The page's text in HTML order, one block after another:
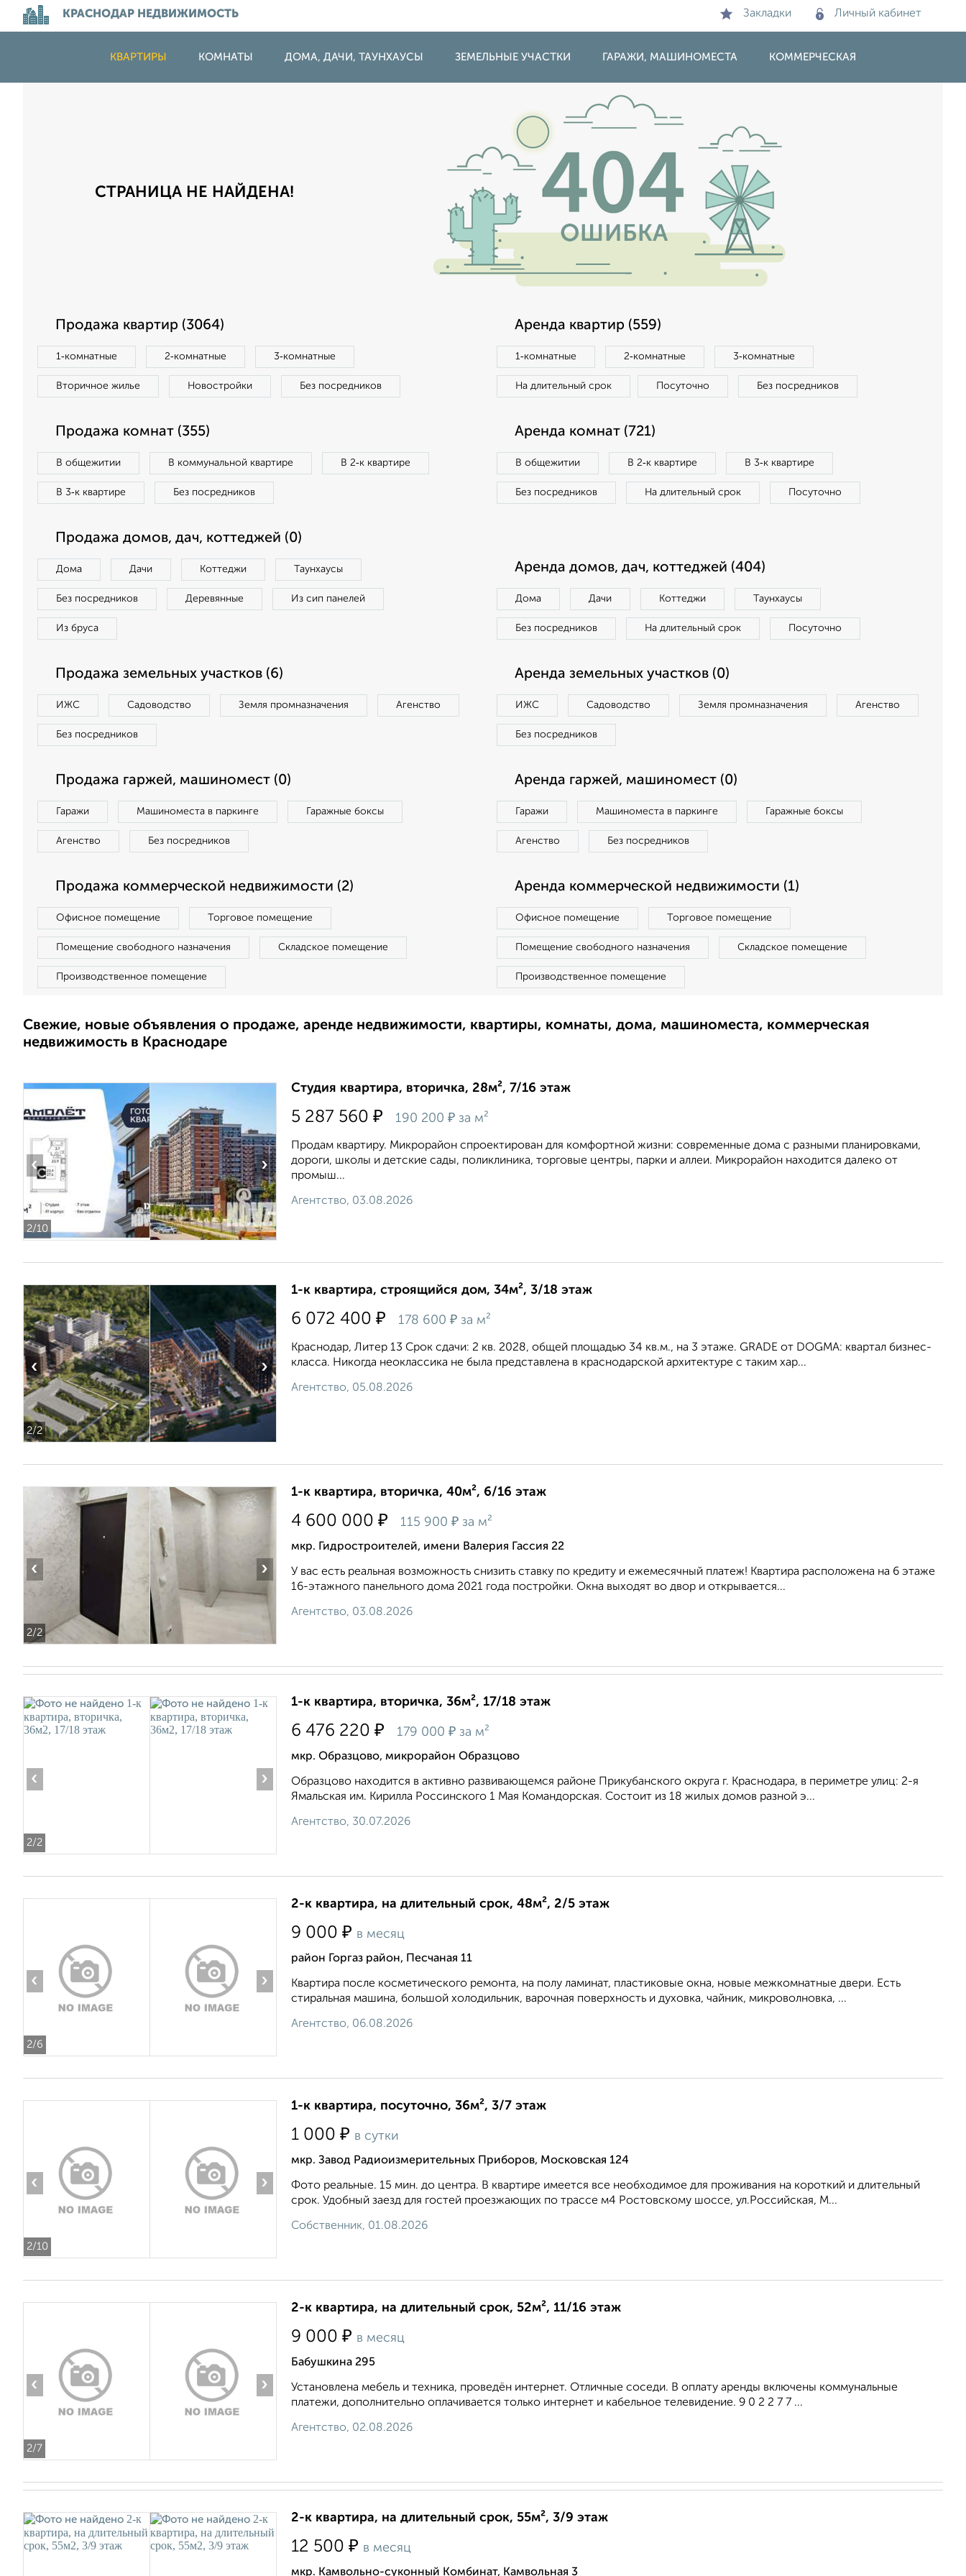
КРАСНОДАР НЕДВИЖИМОСТЬ Закладки Личный кабинет
КВАРТИРЫ КОМНАТЫ ДОМА, ДАЧИ, ТАУНХАУСЫ ЗЕМЕЛЬНЫЕ УЧАСТКИ ГАРАЖИ, МАШИНОМЕСТА КОММЕРЧЕСКАЯ
СТРАНИЦА НЕ НАЙДЕНА!
Продажа квартир (3064)
1‑комнатные 2‑комнатные 3‑комнатные
Вторичное жилье Новостройки Без посредников
Аренда квартир (559)
1‑комнатные 2‑комнатные 3‑комнатные
На длительный срок Посуточно Без посредников
Продажа комнат (355)
В общежитии В коммунальной квартире В 2‑к квартире
В 3‑к квартире Без посредников
Аренда комнат (721)
В общежитии В 2‑к квартире В 3‑к квартире
Без посредников На длительный срок Посуточно
Продажа домов, дач, коттеджей (0)
Дома Дачи Коттеджи Таунхаусы
Без посредников Деревянные Из сип панелей
Из бруса
Аренда домов, дач, коттеджей (404)
Дома Дачи Коттеджи Таунхаусы
Без посредников На длительный срок Посуточно
Продажа земельных участков (6)
ИЖС Садоводство Земля промназначения Агенство
Без посредников
Аренда земельных участков (0)
ИЖС Садоводство Земля промназначения Агенство
Без посредников
Продажа гаржей, машиномест (0)
Гаражи Машиноместа в паркинге Гаражные боксы
Агенство Без посредников
Аренда гаржей, машиномест (0)
Гаражи Машиноместа в паркинге Гаражные боксы
Агенство Без посредников
Продажа коммерческой недвижимости (2)
Офисное помещение Торговое помещение
Помещение свободного назначения Складское помещение
Производственное помещение
Аренда коммерческой недвижимости (1)
Офисное помещение Торговое помещение
Помещение свободного назначения Складское помещение
Производственное помещение
Свежие, новые объявления о продаже, аренде недвижимости, квартиры, комнаты, дома, машиноместа, коммерческая
недвижимость в Краснодаре
2/10
‹ ›
Студия квартира, вторичка, 28м², 7/16 этаж
5 287 560 ₽ 190 200 ₽ за м²
Продам квартиру. Микрорайон спроектирован для комфортной жизни: современные дома с разными планировками,
дороги, школы и детские сады, поликлиника, торговые центры, парки и аллеи. Микрорайон находится далеко от
промыш...
Агентство, 03.08.2026
2/2
‹ ›
1-к квартира, строящийся дом, 34м², 3/18 этаж
6 072 400 ₽ 178 600 ₽ за м²
Краснодар, Литер 13 Срок сдачи: 2 кв. 2028, общей площадью 34 кв.м., на 3 этаже. GRADE от DOGMA: квартал бизнес-
класса. Никогда неоклассика не была представлена в краснодарской архитектуре с таким хар...
Агентство, 05.08.2026
2/2
‹ ›
1-к квартира, вторичка, 40м², 6/16 этаж
4 600 000 ₽ 115 900 ₽ за м²
мкр. Гидростроителей, имени Валерия Гассия 22
У вас есть реальная возможность снизить ставку по кредиту и ежемесячный платеж! Квартира расположена на 6 этаже
16-этажного панельного дома 2021 года постройки. Окна выходят во двор и открывается...
Агентство, 03.08.2026
2/2
‹ ›
1-к квартира, вторичка, 36м², 17/18 этаж
6 476 220 ₽ 179 000 ₽ за м²
мкр. Образцово, микрорайон Образцово
Образцово находится в активно развивающемся районе Прикубанского округа г. Краснодара, в периметре улиц: 2-я
Ямальская им. Кирилла Россинского 1 Мая Командорская. Состоит из 18 жилых домов разной э...
Агентство, 30.07.2026
2/6
‹ ›
2-к квартира, на длительный срок, 48м², 2/5 этаж
9 000 ₽ в месяц
район Горгаз район, Песчаная 11
Квартира после косметического ремонта, на полу ламинат, пластиковые окна, новые межкомнатные двери. Есть
стиральная машина, большой холодильник, варочная поверхность и духовка, чайник, микроволновка, ...
Агентство, 06.08.2026
2/10
‹ ›
1-к квартира, посуточно, 36м², 3/7 этаж
1 000 ₽ в сутки
мкр. Завод Радиоизмерительных Приборов, Московская 124
Фото реальные. 15 мин. до центра. В квартире имеется все необходимое для проживания на короткий и длительный
срок. Удобный заезд для гостей проезжающих по трассе м4 Ростовскому шоссе, ул.Российская, М...
Собственник, 01.08.2026
2/7
‹ ›
2-к квартира, на длительный срок, 52м², 11/16 этаж
9 000 ₽ в месяц
Бабушкина 295
Установлена мебель и техника, проведён интернет. Отличные соседи. В оплату аренды включены коммунальные
платежи, дополнительно оплачивается только интернет и кабельное телевидение. 9 0 2 2 7 7 ...
Агентство, 02.08.2026
2-к квартира, на длительный срок, 55м², 3/9 этаж
12 500 ₽ в месяц
мкр. Камвольно-суконный Комбинат, Камвольная 3